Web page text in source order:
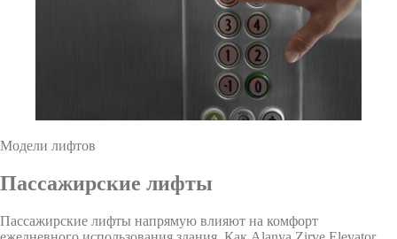
Модели лифтов
Пассажирские лифты
Пассажирские лифты напрямую влияют на комфорт